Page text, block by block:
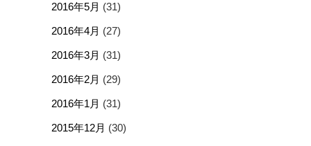
2016年5月 (31)
2016年4月 (27)
2016年3月 (31)
2016年2月 (29)
2016年1月 (31)
2015年12月 (30)